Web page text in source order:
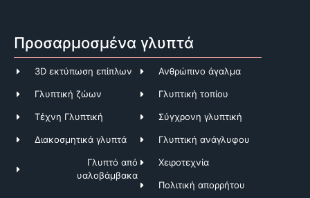
Προσαρμοσμένα γλυπτά
3D εκτύπωση επίπλων
Γλυπτική ζώων
Τέχνη Γλυπτική
Διακοσμητικά γλυπτά
Γλυπτό από
υαλοβάμβακα
Ανθρώπινο άγαλμα
Γλυπτική τοπίου
Σύγχρονη γλυπτική
Γλυπτική ανάγλυφου
Χειροτεχνία
Πολιτική απορρήτου